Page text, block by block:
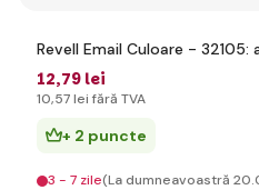
Revell Email Culoare -
12,79 lei
10,57 lei fără TVA
+ 2 puncte
3 - 7 zile(La dumneavoastră